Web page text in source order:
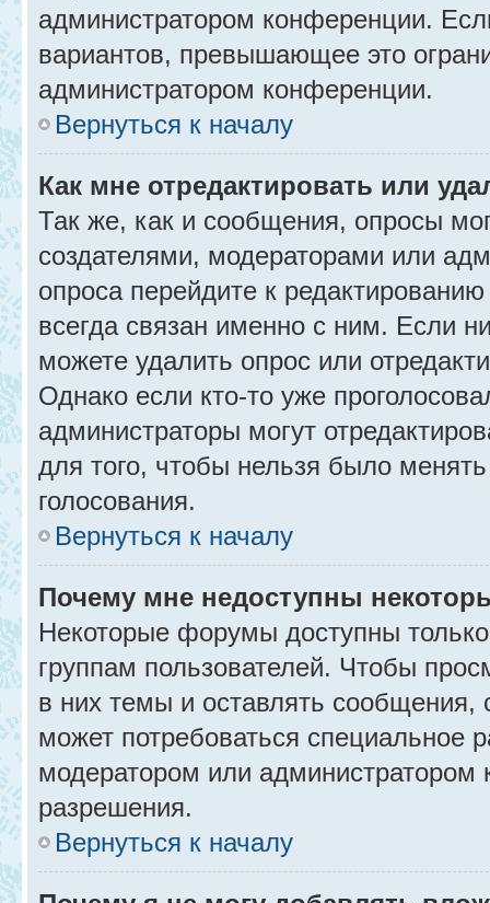
администратором конференции.
вариантов, превышающее это
администратором конференции.
Вернуться к началу
Как мне отредактировать или
Так же, как и сообщения, опросы
создателями, модераторами или
опроса перейдите к
всегда связан именно с ним. Если
можете удалить опрос или
Однако если кто-то уже
администраторы могут
для того, чтобы нельзя было
голосования.
Вернуться к началу
Почему мне недоступны
Некоторые форумы доступны
группам пользователей. Чтобы
в них темы и оставлять сообщения,
может потребоваться специальное
модератором или администратором
разрешения.
Вернуться к началу